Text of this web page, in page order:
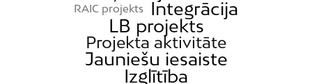
RAIC projekts
Integrācija
LB projekts
Projekta aktivitāte
Jauniešu iesaiste
Izglītība